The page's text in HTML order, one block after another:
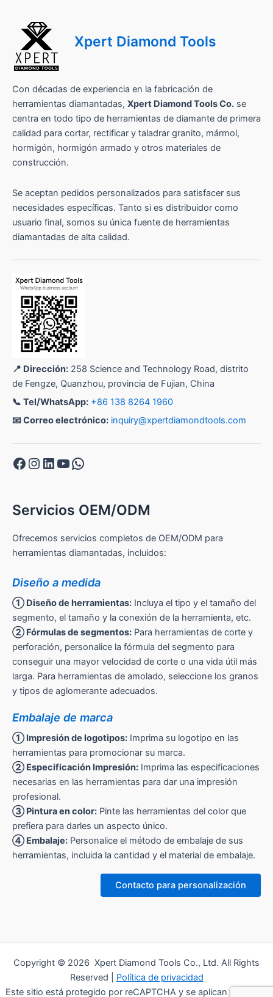
Xpert Diamond Tools
Con décadas de experiencia en la fabricación de
herramientas diamantadas, Xpert Diamond Tools Co. se
centra en todo tipo de herramientas de diamante de primera
calidad para cortar, rectificar y taladrar granito, mármol,
hormigón, hormigón armado y otros materiales de
construcción.
Se aceptan pedidos personalizados para satisfacer sus
necesidades específicas. Tanto si es distribuidor como
usuario final, somos su única fuente de herramientas
diamantadas de alta calidad.
📍 Dirección: 258 Science and Technology Road, distrito
de Fengze, Quanzhou, provincia de Fujian, China
📞 Tel/WhatsApp: +86 138 8264 1960
📧 Correo electrónico: inquiry@xpertdiamondtools.com
Facebook
Instagram
LinkedIn
YouTube
WhatsApp
Servicios OEM/ODM
Ofrecemos servicios completos de OEM/ODM para
herramientas diamantadas, incluidos:
Diseño a medida
① Diseño de herramientas: Incluya el tipo y el tamaño del
segmento, el tamaño y la conexión de la herramienta, etc.
② Fórmulas de segmentos: Para herramientas de corte y
perforación, personalice la fórmula del segmento para
conseguir una mayor velocidad de corte o una vida útil más
larga. Para herramientas de amolado, seleccione los granos
y tipos de aglomerante adecuados.
Embalaje de marca
① Impresión de logotipos: Imprima su logotipo en las
herramientas para promocionar su marca.
② Especificación Impresión: Imprima las especificaciones
necesarias en las herramientas para dar una impresión
profesional.
③ Pintura en color: Pinte las herramientas del color que
prefiera para darles un aspecto único.
④ Embalaje: Personalice el método de embalaje de sus
herramientas, incluida la cantidad y el material de embalaje.
Contacto para personalización
Copyright © 2026 Xpert Diamond Tools Co., Ltd. All Rights
Reserved | Política de privacidad
Este sitio está protegido por reCAPTCHA y se aplican la Política